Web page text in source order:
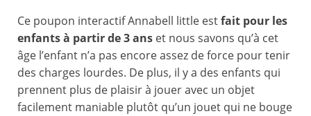
Ce poupon interactif Annabell little estfait pour les
enfants à partir de 3 ans et nous savons qu’à cet
âge l’enfant n’a pas encore assez de force pour tenir
des charges lourdes. De plus, il y a des enfants qui
prennent plus de plaisir à jouer avec un objet
facilement maniable plutôt qu’un jouet qui ne bouge